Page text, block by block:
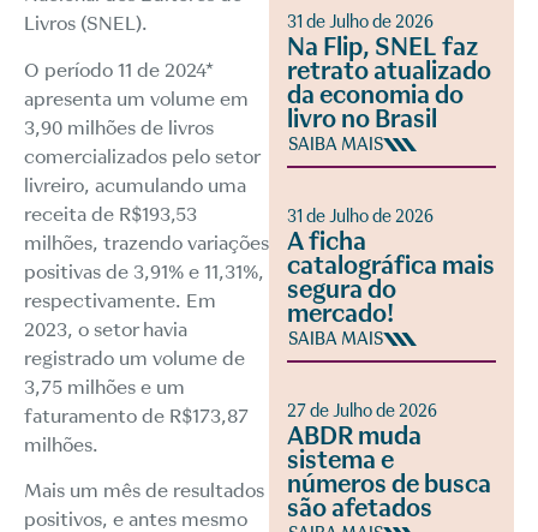
Livros (SNEL).
O período 11 de 2024*
apresenta um volume em
3,90 milhões de livros
comercializados pelo setor
livreiro, acumulando uma
receita de R$193,53
milhões, trazendo variações
positivas de 3,91% e 11,31%,
respectivamente. Em
2023, o setor havia
registrado um volume de
3,75 milhões e um
faturamento de R$173,87
milhões.
Mais um mês de resultados
positivos, e antes mesmo
31 de Julho de 2026
Na Flip, SNEL faz
retrato atualizado
da economia do
livro no Brasil
SAIBA MAIS
31 de Julho de 2026
A ficha
catalográfica mais
segura do
mercado!
SAIBA MAIS
27 de Julho de 2026
ABDR muda
sistema e
números de busca
são afetados